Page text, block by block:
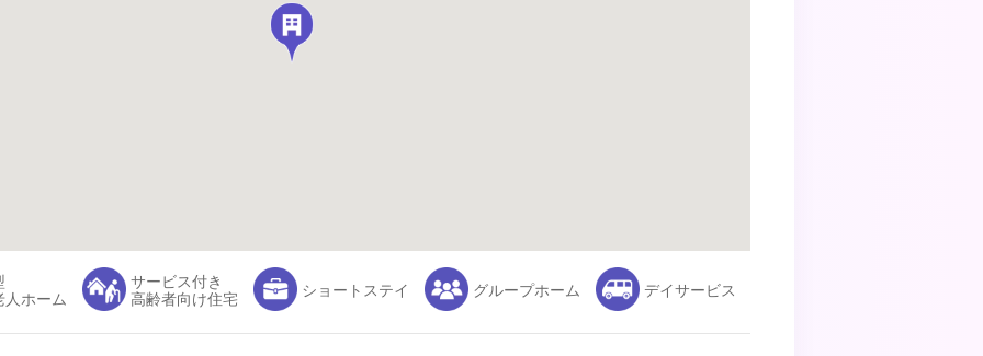
人ホーム
サービス付き
高齢者向け住宅
ショートステイ グループホーム デイサービス